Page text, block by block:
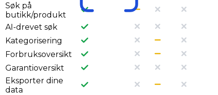
Søk på
butikk/produkt
AI-drevet søk
Kategorisering
Forbruksoversikt
Garantioversikt
Eksporter dine
data